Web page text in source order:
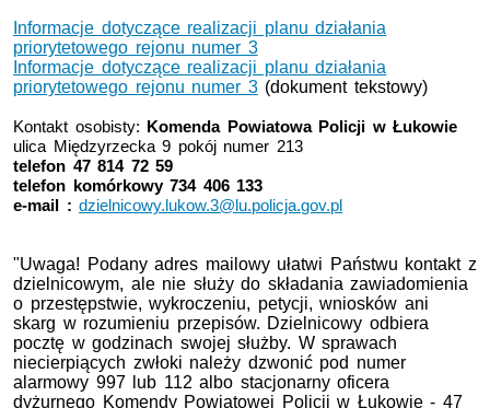
Informacje dotyczące realizacji planu działania
priorytetowego rejonu numer 3
Informacje dotyczące realizacji planu działania
priorytetowego rejonu numer 3(dokument tekstowy)
Kontakt osobisty:
Komenda Powiatowa Policji w Łukowie
ulica Międzyrzecka 9 pokój numer 213
telefon 47 814 72 59
telefon komórkowy 734 406 133
e-mail :dzielnicowy.lukow.3@lu.policja.gov.pl
"Uwaga! Podany adres mailowy ułatwi Państwu kontakt z
dzielnicowym, ale nie służy do składania zawiadomienia
o przestępstwie, wykroczeniu, petycji, wniosków ani
skarg w rozumieniu przepisów. Dzielnicowy odbiera
pocztę w godzinach swojej służby. W sprawach
niecierpiących zwłoki należy dzwonić pod numer
alarmowy 997 lub 112 albo stacjonarny oficera
dyżurnego Komendy Powiatowej Policji w Łukowie - 47